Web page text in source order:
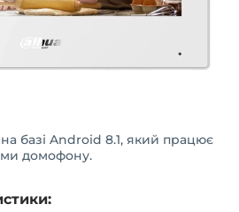
базі Android 8.1, який працює
домофону.